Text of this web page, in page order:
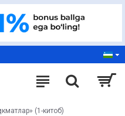
(1-китоб)